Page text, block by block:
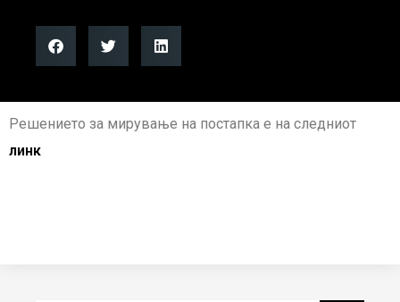
Решението за мирување на постапка е на следниот
линк